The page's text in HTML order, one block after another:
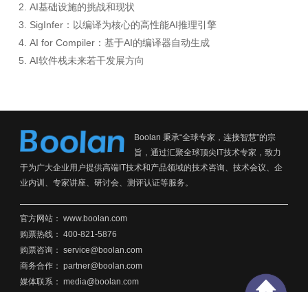
2. AI基础设施的挑战和现状
3. SigInfer：以编译为核心的高性能AI推理引擎
4. AI for Compiler：基于AI的编译器自动生成
5. AI软件栈未来若干发展方向
Boolan 秉承“全球专家，连接智慧”的宗
旨，通过汇聚全球顶尖IT技术专家，致力
于为广大企业用户提供高端IT技术和产品领域的技术咨询、技术会议、企
业内训、专家讲座、研讨会、测评认证等服务。
官方网站： www.boolan.com
购票热线： 400-821-5876
购票咨询： service@boolan.com
商务合作： partner@boolan.com
媒体联系： media@boolan.com